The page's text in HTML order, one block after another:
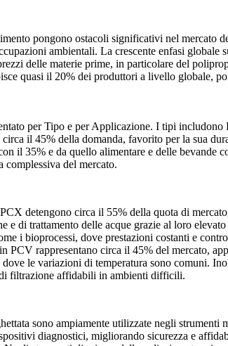
pongono ostacoli significativi nel mercato
ambientali. La crescente enfasi
delle materie prime, in particolare del
quasi il 20% dei produttori a livello globale,
per Tipo e per Applicazione. I tipi
il 45% della domanda, favorito per la sua
il 35% e da quello alimentare e delle
del mercato.
detengono circa il 55% della quota di
e di trattamento delle acque grazie al loro
i bioprocessi, dove prestazioni costanti e
PCV rappresentano circa il 45% del mercato,
le variazioni di temperatura sono comuni.
di filtrazione affidabili in ambienti difficili.
sono ampiamente utilizzate negli
diagnostici, migliorando sicurezza e